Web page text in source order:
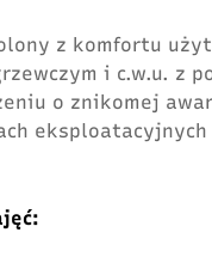
z komfortu
i c.w.u. z
o znikomej